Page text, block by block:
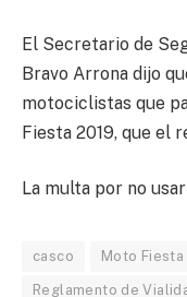
El Secretario de
Bravo Arrona dijo
motociclistas que
Fiesta 2019, que el
La multa por no
casco Moto Fiesta
Reglamento de